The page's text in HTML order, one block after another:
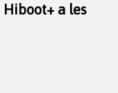
Hiboot+ a les